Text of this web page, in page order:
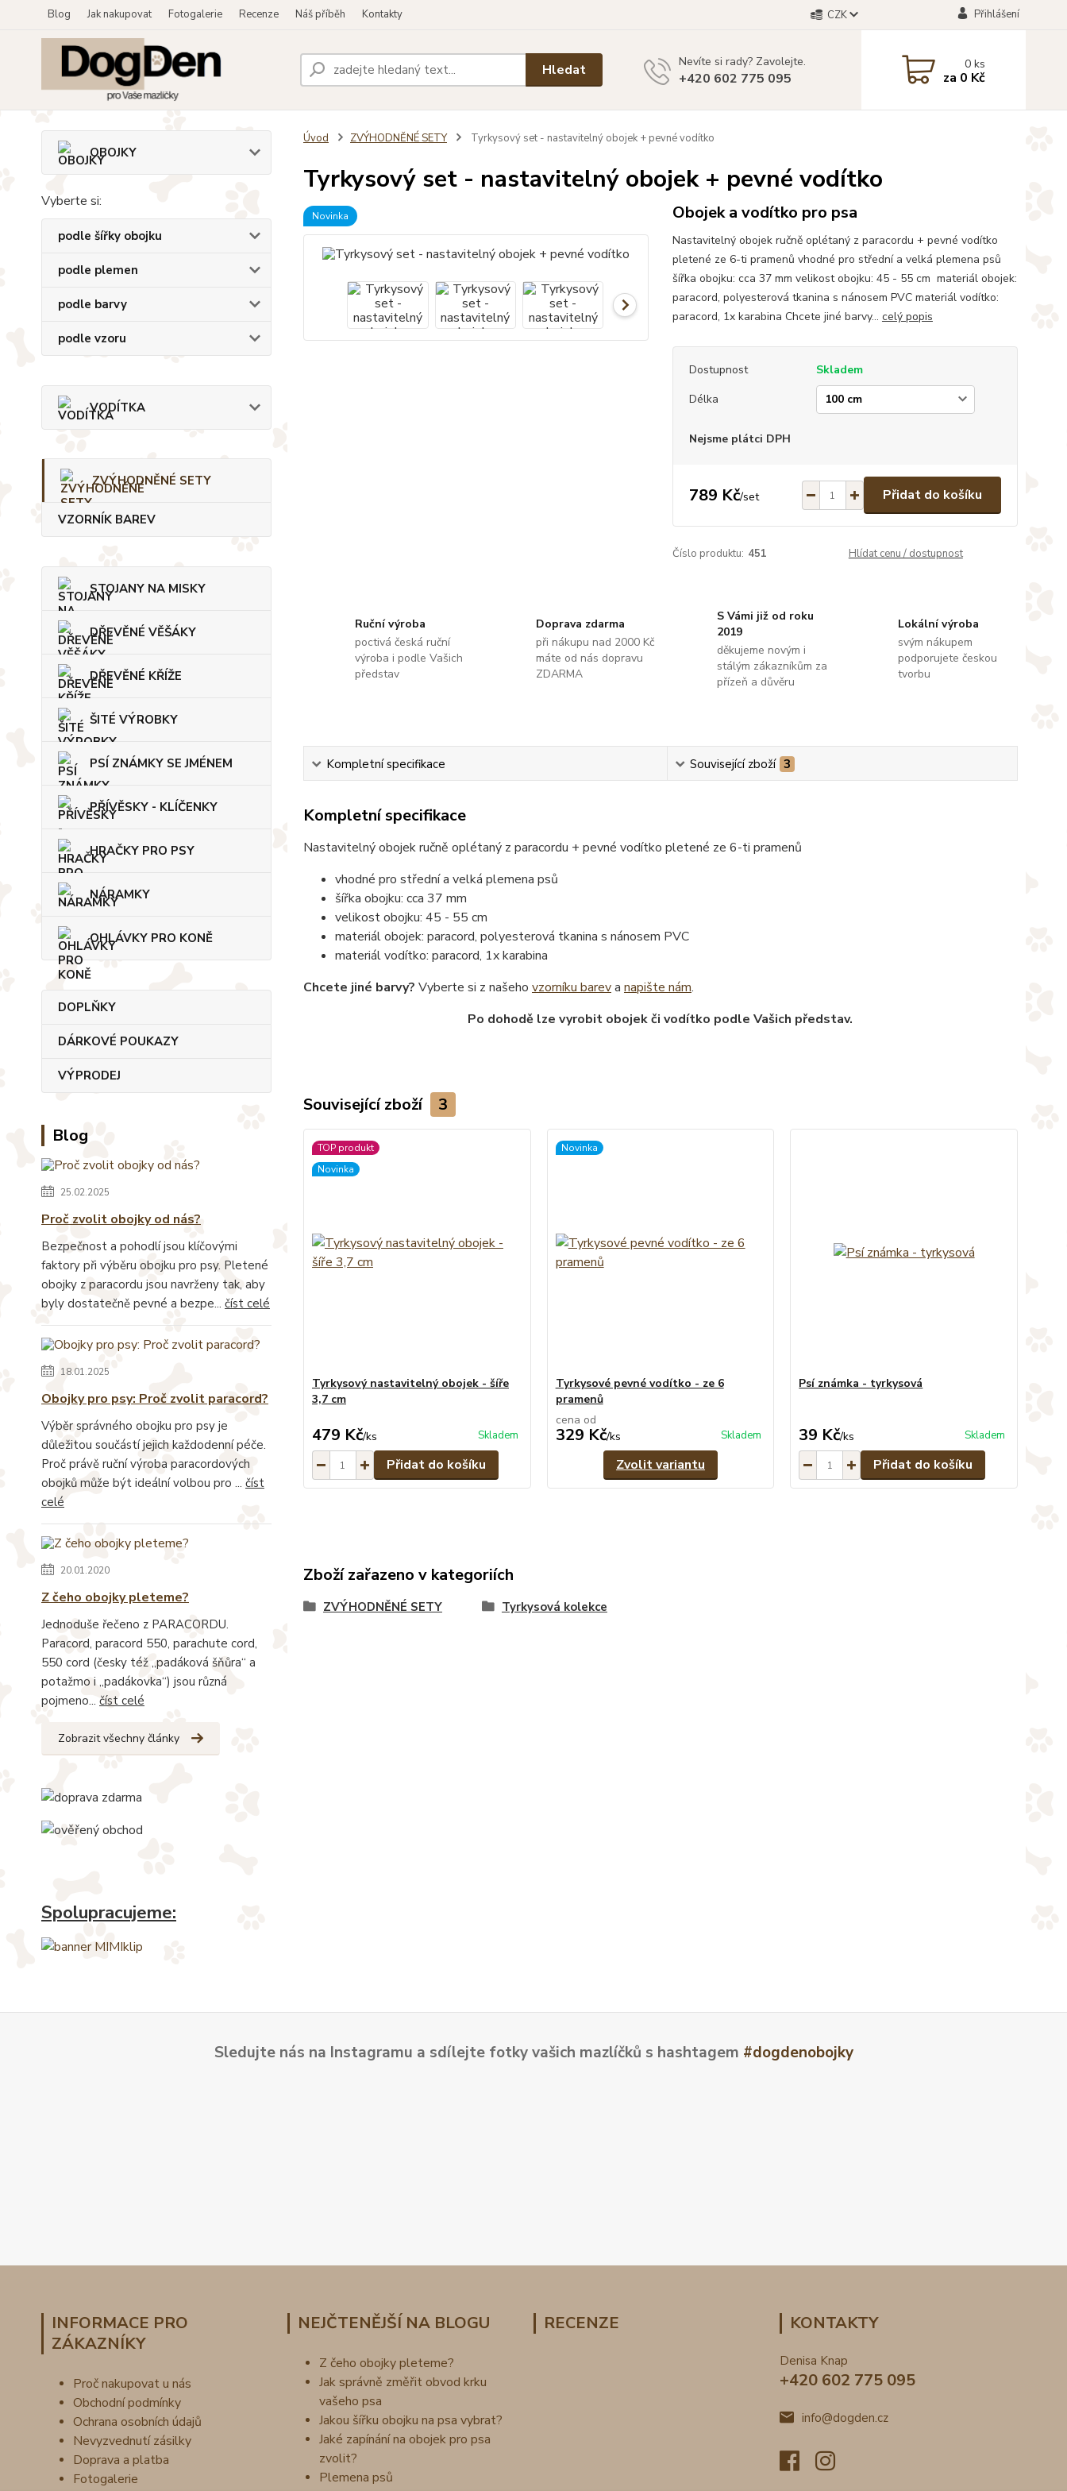
Blog Jak nakupovat Fotogalerie Recenze Náš příběh Kontakty CZK Přihlášení
Hledat Nevíte si rady? Zavolejte.
+420 602 775 095
0ks
za 0 Kč
OBOJKY
Vyberte si:
podle šířky obojku
podle plemen
podle barvy
podle vzoru
VODÍTKA
ZVÝHODNĚNÉ SETY
VZORNÍK BAREV
STOJANY NA MISKY
DŘEVĚNÉ VĚŠÁKY
DŘEVĚNÉ KŘÍŽE
ŠITÉ VÝROBKY
PSÍ ZNÁMKY SE JMÉNEM
PŘÍVĚSKY - KLÍČENKY
HRAČKY PRO PSY
NÁRAMKY
OHLÁVKY PRO KONĚ
DOPLŇKY
DÁRKOVÉ POUKAZY
VÝPRODEJ
Blog
25.02.2025
Proč zvolit obojky od nás?
Bezpečnost a pohodlí jsou klíčovými
faktory při výběru obojku pro psy. Pletené
obojky z paracordu jsou navrženy tak, aby
byly dostatečně pevné a bezpe... číst celé
18.01.2025
Obojky pro psy: Proč zvolit paracord?
Výběr správného obojku pro psy je
důležitou součástí jejich každodenní péče.
Proč právě ruční výroba paracordových
obojků může být ideální volbou pro ... číst
celé
20.01.2020
Z čeho obojky pleteme?
Jednoduše řečeno z PARACORDU.
Paracord, paracord 550, parachute cord,
550 cord (česky též „padáková šňůra“ a
potažmo i „padákovka“) jsou různá
pojmeno... číst celé
Zobrazit všechny články
Spolupracujeme:
Úvod ZVÝHODNĚNÉ SETY Tyrkysový set - nastavitelný obojek + pevné vodítko
Tyrkysový set - nastavitelný obojek + pevné vodítko
Novinka Obojek a vodítko pro psa
Nastavitelný obojek ručně oplétaný z paracordu + pevné vodítko
pletené ze 6-ti pramenů vhodné pro střední a velká plemena psů
šířka obojku: cca 37 mm velikost obojku: 45 - 55 cm materiál obojek:
paracord, polyesterová tkanina s nánosem PVC materiál vodítko:
paracord, 1x karabina Chcete jiné barvy... celý popis
Dostupnost
Skladem
Délka
Nejsme plátci DPH
789 Kč/set Přidat do košíku
Číslo produktu: 451 Hlídat cenu / dostupnost
Ruční výroba
poctivá česká ruční
výroba i podle Vašich
představ
Doprava zdarma
při nákupu nad 2000 Kč
máte od nás dopravu
ZDARMA
S Vámi již od roku
2019
děkujeme novým i
stálým zákazníkům za
přízeň a důvěru
Lokální výroba
svým nákupem
podporujete českou
tvorbu
Kompletní specifikace Související zboží 3
Kompletní specifikace
Nastavitelný obojek ručně oplétaný z paracordu + pevné vodítko pletené ze 6-ti pramenů
vhodné pro střední a velká plemena psů
šířka obojku: cca 37 mm
velikost obojku: 45 - 55 cm
materiál obojek: paracord, polyesterová tkanina s nánosem PVC
materiál vodítko: paracord, 1x karabina
Chcete jiné barvy? Vyberte si z našeho vzorníku bareva napište nám.
Po dohodě lze vyrobit obojek či vodítko podle Vašich představ.
Související zboží 3
TOP produkt
Novinka
Tyrkysový nastavitelný obojek - šíře
3,7 cm
479 Kč/ks Skladem
Přidat do košíku
Novinka
Tyrkysové pevné vodítko - ze 6
pramenů
cena od
329 Kč/ks Skladem
Zvolit variantu
Psí známka - tyrkysová
39 Kč/ks Skladem
Přidat do košíku
Zboží zařazeno v kategoriích
ZVÝHODNĚNÉ SETY Tyrkysová kolekce
Sledujte nás na Instagramu a sdílejte fotky vašich mazlíčků s hashtagem #dogdenobojky
INFORMACE PRO
ZÁKAZNÍKY
Proč nakupovat u nás
Obchodní podmínky
Ochrana osobních údajů
Nevyzvednutí zásilky
Doprava a platba
Fotogalerie
NEJČTENĚJŠÍ NA BLOGU
Z čeho obojky pleteme?
Jak správně změřit obvod krku
vašeho psa
Jakou šířku obojku na psa vybrat?
Jaké zapínání na obojek pro psa
zvolit?
Plemena psů
RECENZE KONTAKTY
Denisa Knap
+420 602 775 095
info@dogden.cz